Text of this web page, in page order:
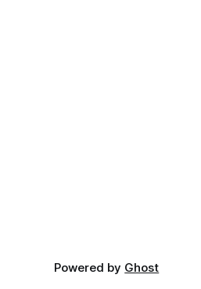
Powered by Ghost